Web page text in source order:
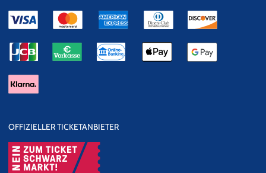
OFFIZIELLER TICKETANBIETER